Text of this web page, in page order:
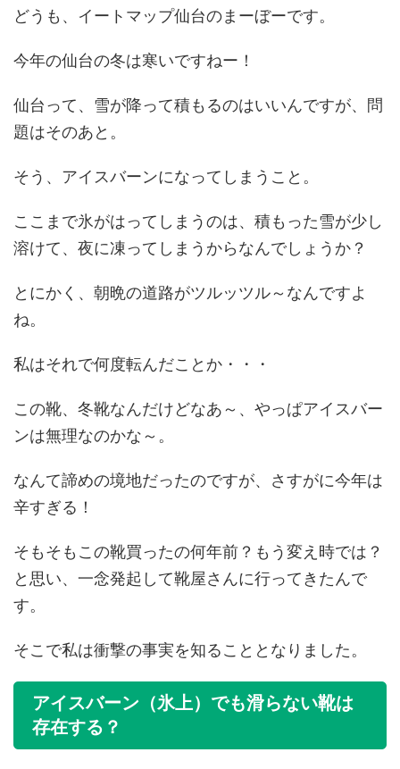
どうも、イートマップ仙台のまーぼーです。
今年の仙台の冬は寒いですねー！
仙台って、雪が降って積もるのはいいんですが、問
題はそのあと。
そう、アイスバーンになってしまうこと。
ここまで氷がはってしまうのは、積もった雪が少し
溶けて、夜に凍ってしまうからなんでしょうか？
とにかく、朝晩の道路がツルッツル～なんですよ
ね。
私はそれで何度転んだことか・・・
この靴、冬靴なんだけどなあ～、やっぱアイスバー
ンは無理なのかな～。
なんて諦めの境地だったのですが、さすがに今年は
辛すぎる！
そもそもこの靴買ったの何年前？もう変え時では？
と思い、一念発起して靴屋さんに行ってきたんで
す。
そこで私は衝撃の事実を知ることとなりました。
アイスバーン（氷上）でも滑らない靴は
存在する？